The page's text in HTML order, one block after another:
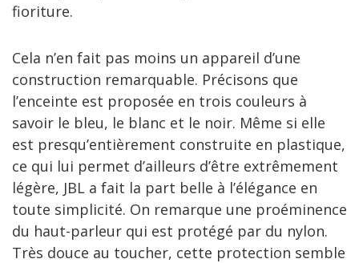
fioriture.
Cela n’en fait pas moins un appareil d’une
construction remarquable. Précisons que
l’enceinte est proposée en trois couleurs à
savoir le bleu, le blanc et le noir. Même si elle
est presqu’entièrement construite en plastique,
ce qui lui permet d’ailleurs d’être extrêmement
légère, JBL a fait la part belle à l’élégance en
toute simplicité. On remarque une proéminence
du haut-parleur qui est protégé par du nylon.
Très douce au toucher, cette protection semble